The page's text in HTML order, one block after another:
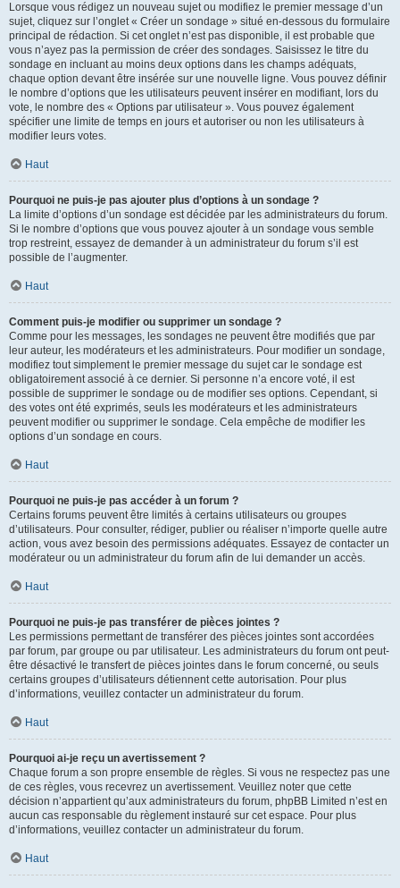
Lorsque vous rédigez un nouveau sujet ou modifiez le premier message d’un
sujet, cliquez sur l’onglet « Créer un sondage » situé en-dessous du formulaire
principal de rédaction. Si cet onglet n’est pas disponible, il est probable que
vous n’ayez pas la permission de créer des sondages. Saisissez le titre du
sondage en incluant au moins deux options dans les champs adéquats,
chaque option devant être insérée sur une nouvelle ligne. Vous pouvez définir
le nombre d’options que les utilisateurs peuvent insérer en modifiant, lors du
vote, le nombre des « Options par utilisateur ». Vous pouvez également
spécifier une limite de temps en jours et autoriser ou non les utilisateurs à
modifier leurs votes.
Haut
Pourquoi ne puis-je pas ajouter plus d’options à un sondage ?
La limite d’options d’un sondage est décidée par les administrateurs du forum.
Si le nombre d’options que vous pouvez ajouter à un sondage vous semble
trop restreint, essayez de demander à un administrateur du forum s’il est
possible de l’augmenter.
Haut
Comment puis-je modifier ou supprimer un sondage ?
Comme pour les messages, les sondages ne peuvent être modifiés que par
leur auteur, les modérateurs et les administrateurs. Pour modifier un sondage,
modifiez tout simplement le premier message du sujet car le sondage est
obligatoirement associé à ce dernier. Si personne n’a encore voté, il est
possible de supprimer le sondage ou de modifier ses options. Cependant, si
des votes ont été exprimés, seuls les modérateurs et les administrateurs
peuvent modifier ou supprimer le sondage. Cela empêche de modifier les
options d’un sondage en cours.
Haut
Pourquoi ne puis-je pas accéder à un forum ?
Certains forums peuvent être limités à certains utilisateurs ou groupes
d’utilisateurs. Pour consulter, rédiger, publier ou réaliser n’importe quelle autre
action, vous avez besoin des permissions adéquates. Essayez de contacter un
modérateur ou un administrateur du forum afin de lui demander un accès.
Haut
Pourquoi ne puis-je pas transférer de pièces jointes ?
Les permissions permettant de transférer des pièces jointes sont accordées
par forum, par groupe ou par utilisateur. Les administrateurs du forum ont peut-
être désactivé le transfert de pièces jointes dans le forum concerné, ou seuls
certains groupes d’utilisateurs détiennent cette autorisation. Pour plus
d’informations, veuillez contacter un administrateur du forum.
Haut
Pourquoi ai-je reçu un avertissement ?
Chaque forum a son propre ensemble de règles. Si vous ne respectez pas une
de ces règles, vous recevrez un avertissement. Veuillez noter que cette
décision n’appartient qu’aux administrateurs du forum, phpBB Limited n’est en
aucun cas responsable du règlement instauré sur cet espace. Pour plus
d’informations, veuillez contacter un administrateur du forum.
Haut